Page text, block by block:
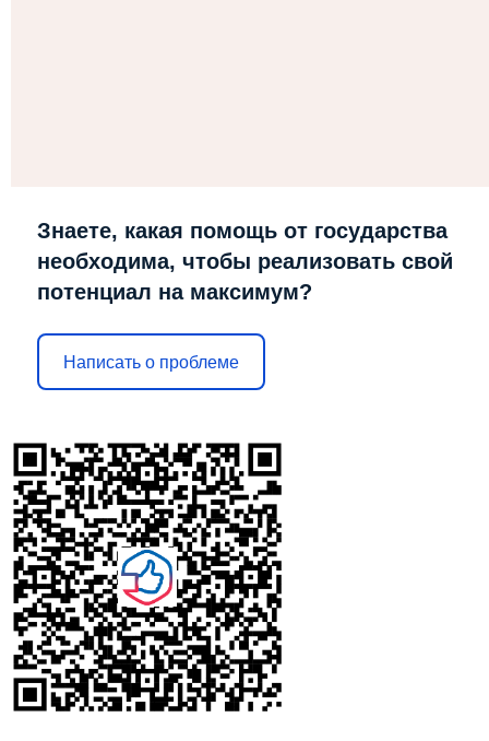
Знаете, какая помощь от государства
необходима, чтобы реализовать свой
потенциал на максимум?
Написать о проблеме